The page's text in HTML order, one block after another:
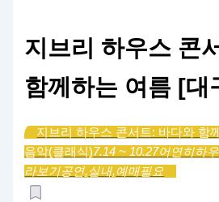
지브리 하우스 콘
함께하는 여름 [대
지브리 하우스 콘서트: 바다와 함
음악(클래식)7.14 ~ 10.27어연히하
라보기공연,실내,예매필요